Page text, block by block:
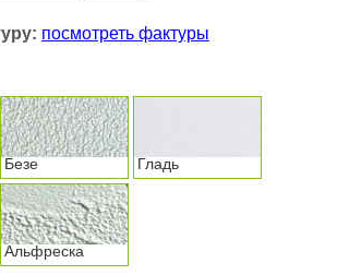
посмотреть фактуры
Безе Гладь
Альфреска